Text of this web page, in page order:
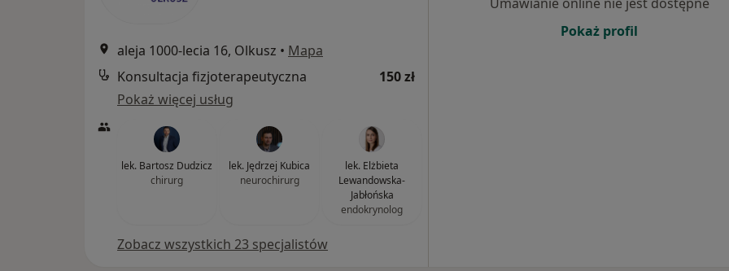
aleja 1000-lecia 16, Olkusz • Mapa
Konsultacja fizjoterapeutyczna
150 zł
Pokaż więcej usług
lek. Bartosz Dudzicz
chirurg
lek. Jędrzej Kubica
neurochirurg
lek. Elżbieta
Lewandowska-
Jabłońska
endokrynolog
Zobacz wszystkich 23 specjalistów
Pokaż profil